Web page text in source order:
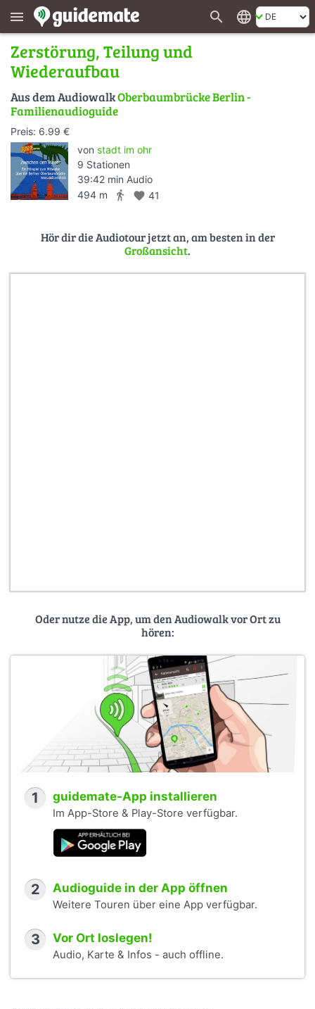
menu search language
Zerstörung, Teilung und
Wiederaufbau
Aus dem AudiowalkOberbaumbrücke Berlin -
Familienaudioguide
Preis: 6.99 €
von stadt im ohr
9 Stationen
39:42 min Audio
494 m
directions_walk favorite 41
Hör dir die Audiotour jetzt an, am besten in der
Großansicht.
Oder nutze die App, um den Audiowalk vor Ort zu
hören:
1 guidemate-App installieren
Im App-Store & Play-Store verfügbar.
2 Audioguide in der App öffnen
Weitere Touren über eine App verfügbar.
3 Vor Ort loslegen!
Audio, Karte & Infos - auch offline.